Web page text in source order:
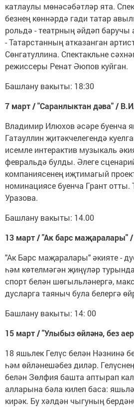
катлаулы мөнәсәбәтләр ята.
безнең көннәрдә гади татар
рольдә - театрның әйдәп
- Татарстанның атказанган
Сөнгатуллина. Спектакльне
режиссеры Ренат Әюпов куйган.
Башлану вакыты: 18:30
7 март / "Саранлыктан дәва" /
Владимир Илюхов әсәре буенча
Гатауллин җитәкчелегендә
исемле интерактив музыкаль
февральдә булды. Әлеге
компаниясенең иҗтимагый
номинациясе буенча Грант отты.
Уразова.
Башлану вакыты: 14.00
13 март / "Ак барс маҗаралары"
"Ак Барс маҗаралары" әкияте -
һәм көтелмәгән җиңүләр
спорт белән шөгыльләнергә,
дусларга таяныч була белергә
Башлану вакыты: 14: 00
15 март / "Улыбыз өйләнә, без
18 яшьлек Гелүс белән Нәзнинә
һәм өйләнешәбез диләр.
белән Зөлфия башта аптырап
алларына бәла килеп баса:
кирәк. Бу хәлдән чыгуның